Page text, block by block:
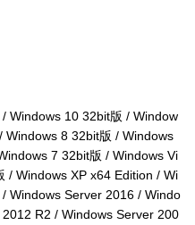
Windows 10 32bit版 / Window
8 32bit版 / Windows
7 32bit版 / Windows Vi
/ Windows XP x64 Edition / Wi
Windows Server 2016 / Windo
R2 / Windows Server 200